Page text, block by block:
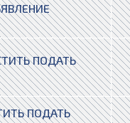
ПОДАТЬ
ПОДАТЬ